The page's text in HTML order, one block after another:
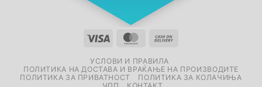
УСЛОВИ И ПРАВИЛА
ПОЛИТИКА НА ДОСТАВА И ВРАЌАЊЕ НА ПРОИЗВОДИТЕ
ПОЛИТИКА ЗА ПРИВАТНОСТ
ПОЛИТИКА ЗА КОЛАЧИЊА